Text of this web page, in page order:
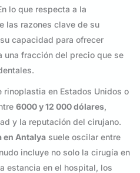
lo que respecta a la
las razones clave de su
capacidad para ofrecer
una fracción del precio que se
rinoplastia en Estados Unidos o
6000 y 12 000 dólares,
y la reputación del cirujano.
en Antalya suele oscilar entre
incluye no solo la cirugía en
estancia en el hospital, los